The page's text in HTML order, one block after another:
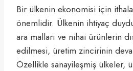
Bir ülkenin ekonomisi için
önemlidir. Ülkenin ihtiyaç
ara malları ve nihai ürünlerin
edilmesi, üretim zincirinin
Özellikle sanayileşmiş ülkeler,